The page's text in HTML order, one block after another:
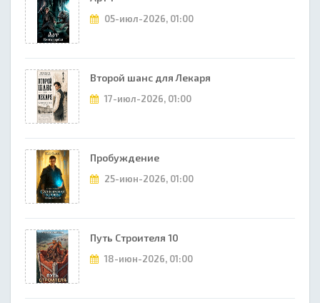
05-июл-2026, 01:00
Второй шанс для Лекаря
17-июл-2026, 01:00
Пробуждение
25-июн-2026, 01:00
Путь Строителя 10
18-июн-2026, 01:00